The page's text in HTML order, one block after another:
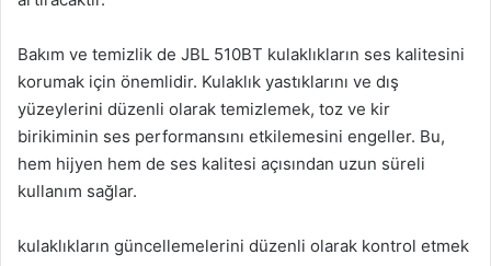
Bakım ve temizlik de JBL 510BT kulaklıkların ses kalitesini
korumak için önemlidir. Kulaklık yastıklarını ve dış
yüzeylerini düzenli olarak temizlemek, toz ve kir
birikiminin ses performansını etkilemesini engeller. Bu,
hem hijyen hem de ses kalitesi açısından uzun süreli
kullanım sağlar.
kulaklıkların güncellemelerini düzenli olarak kontrol etmek